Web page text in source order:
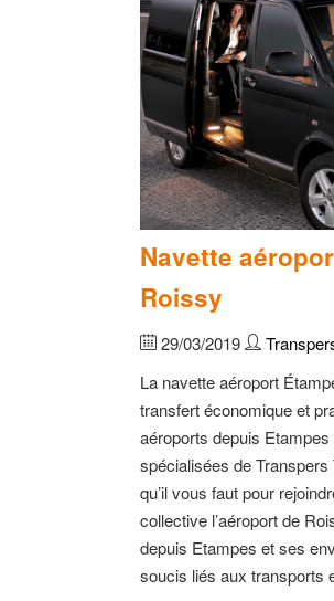
Navette
Roissy
29/03/2019
La navette aéroport
transfert économique et
aéroports depuis
spécialisées de Transpers
qu’il vous faut pour
collective l’aéroport de
depuis Etampes et ses
soucis liés aux transports